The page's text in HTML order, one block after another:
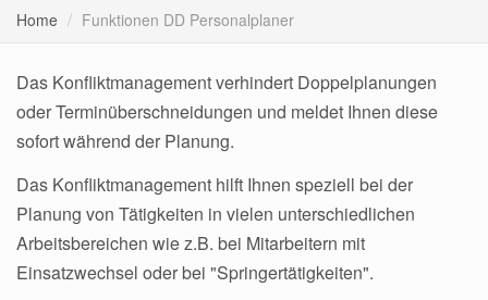
Home Funktionen DD Personalplaner
Das Konfliktmanagement verhindert Doppelplanungen
oder Terminüberschneidungen und meldet Ihnen diese
sofort während der Planung.
Das Konfliktmanagement hilft Ihnen speziell bei der
Planung von Tätigkeiten in vielen unterschiedlichen
Arbeitsbereichen wie z.B. bei Mitarbeitern mit
Einsatzwechsel oder bei "Springertätigkeiten".